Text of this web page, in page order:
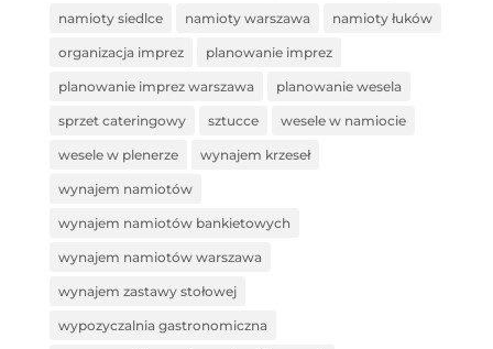
namioty siedlce namioty warszawa namioty łuków
organizacja imprez planowanie imprez
planowanie imprez warszawa planowanie wesela
sprzet cateringowy sztucce wesele w namiocie
wesele w plenerze wynajem krzeseł
wynajem namiotów
wynajem namiotów bankietowych
wynajem namiotów warszawa
wynajem zastawy stołowej
wypozyczalnia gastronomiczna